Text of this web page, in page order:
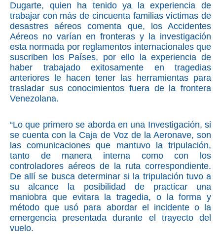
Dugarte, quien ha tenido ya la experiencia de
trabajar con más de cincuenta familias víctimas de
desastres aéreos comenta que, los Accidentes
Aéreos no varían en fronteras y la investigación
esta normada por reglamentos internacionales que
suscriben los Países, por ello la experiencia de
haber trabajado exitosamente en tragedias
anteriores le hacen tener las herramientas para
trasladar sus conocimientos fuera de la frontera
Venezolana.
“Lo que primero se aborda en una Investigación, si
se cuenta con la Caja de Voz de la Aeronave, son
las comunicaciones que mantuvo la tripulación,
tanto de manera interna como con los
controladores aéreos de la ruta correspondiente.
De allí se busca determinar si la tripulación tuvo a
su alcance la posibilidad de practicar una
maniobra que evitara la tragedia, o la forma y
método que usó para abordar el incidente o la
emergencia presentada durante el trayecto del
vuelo.